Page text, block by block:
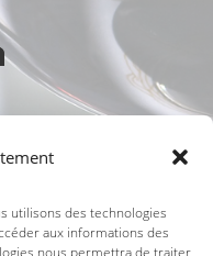
utilisons des technologies
aux informations des
nous permettra de traiter